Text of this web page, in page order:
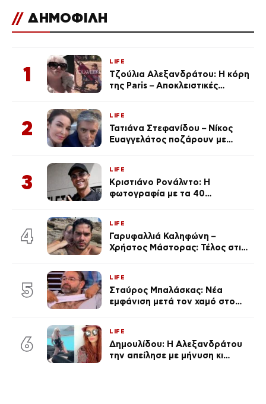
// ΔΗΜΟΦΙΛΗ
1
LIFE
Τζούλια Αλεξανδράτου: Η κόρη
της Paris – Αποκλειστικές
2
LIFE
Τατιάνα Στεφανίδου – Νίκος
Ευαγγελάτος ποζάρουν με
3
LIFE
Κριστιάνο Ρονάλντο: Η
φωτογραφία με τα 40
εκ. likes
4
LIFE
Γαρυφαλλιά Καληφώνη –
Χρήστος Μάστορας: Τέλος στις
5
LIFE
Σταύρος Μπαλάσκας: Νέα
εμφάνιση μετά τον χαμό στο
6
LIFE
Δημουλίδου: Η Αλεξανδράτου
την απείλησε με μήνυση κι